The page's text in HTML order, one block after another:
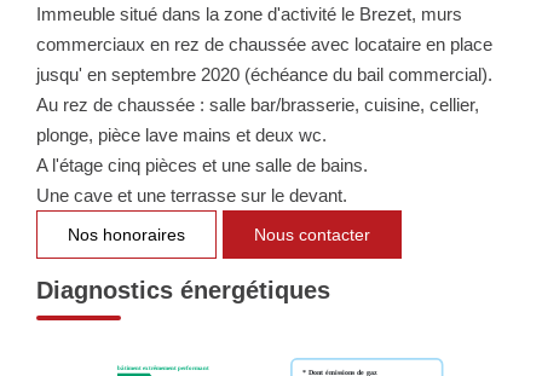
SYNDIC
NOTRE GROUPE
Nos Agences
Notre Équipe
Nos Partenaires
Nous Rejoindre
Nous Contacter
Immeuble situé dans la zone d'activité le Brezet, murs
commerciaux en rez de chaussée avec locataire en place
jusqu' en septembre 2020 (échéance du bail commercial).
Au rez de chaussée : salle bar/brasserie, cuisine, cellier,
plonge, pièce lave mains et deux wc.
A l'étage cinq pièces et une salle de bains.
Une cave et une terrasse sur le devant.
Nos honoraires Nous contacter
Diagnostics énergétiques